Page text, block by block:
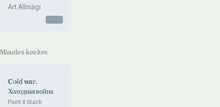
Art Allmägi
Muudes keeltes
Cold war.
Холодная война
Paint it black